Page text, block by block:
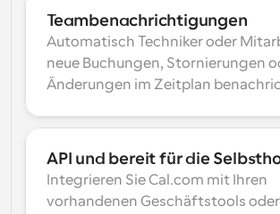
Teambenachrichtigungen
Automatisch Techniker oder
neue Buchungen, Stornierungen
Änderungen im Zeitplan
API und bereit für die
Integrieren Sie Cal.com mit Ihren
vorhandenen Geschäftstools